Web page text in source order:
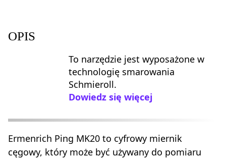
OPIS
To narzędzie jest wyposażone w
technologię smarowania
Schmieroll.
Dowiedz się więcej
Ermenrich Ping MK20 to cyfrowy miernik
cęgowy, który może być używany do pomiaru